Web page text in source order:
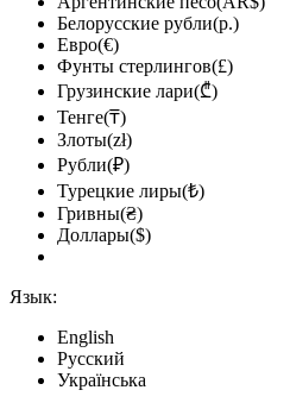
Белорусские рубли(р.)
Евро(€)
Фунты стерлингов(£)
Грузинские лари(₾)
Тенге(₸)
Злоты(zł)
Рубли(₽)
Турецкие лиры(₺)
Гривны(₴)
Доллары($)
Язык:
English
Русский
Українська